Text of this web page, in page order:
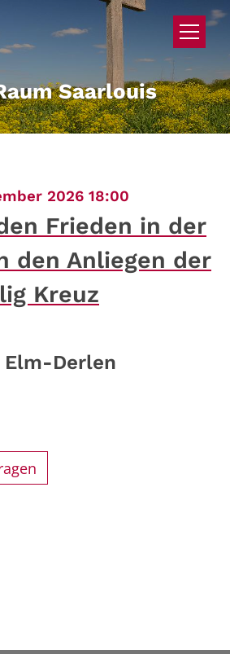
Saarlouis
2026 18:00
Frieden in der
den Anliegen der
Kreuz
Derlen